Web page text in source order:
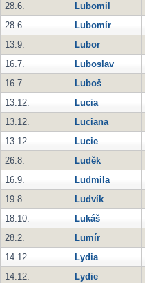
28.6.
Lubomil
28.6.
Lubomír
13.9.
Lubor
16.7.
Luboslav
16.7.
Luboš
13.12.
Lucia
13.12.
Luciana
13.12.
Lucie
26.8.
Luděk
16.9.
Ludmila
19.8.
Ludvík
18.10.
Lukáš
28.2.
Lumír
14.12.
Lydia
14.12.
Lydie